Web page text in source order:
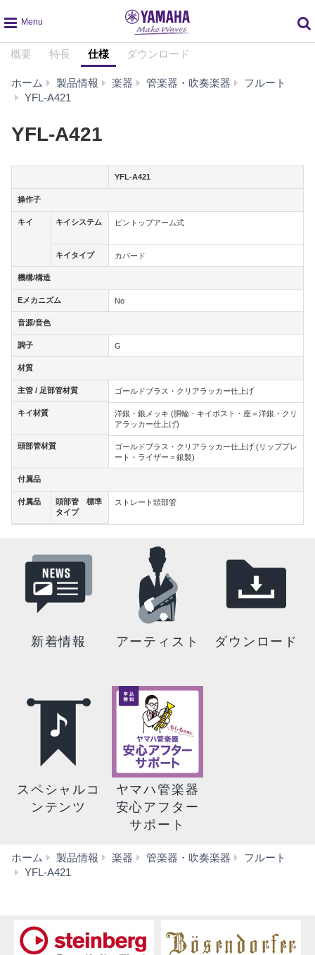
global
navigation
概要 特長 仕様 ダウンロード
ホーム 製品情報 楽器 管楽器・吹奏楽器
フルート
YFL-A421
YFL-A421
操作子
キイ キイシステム
キイタイプ
機構/構造
Eメカニズム
音源/音色
調子
材質
主管 / 足部管材質
キイ材質
頭部管材質
付属品
付属品
頭部管 標準
タイプ
YFL-A421
操作子
キイ
キイシステ
ピントップアーム式
キイタイプ カバード
機構/構造
Eメカニズム No
音源/音色
調子 G
材質
主管 / 足部管材質 ゴールドブラス・クリアラッカー仕上げ
キイ材質
洋銀・銀メッキ (胴輪・キイポスト・座＝洋銀・クリ
アラッカー仕上げ)
頭部管材質
ゴールドブラス・クリアラッカー仕上げ (リッププレ
ート・ライザー＝銀製)
付属品
付属品
頭部管 標
準タイプ
ストレート頭部管
新着情報 アーティスト ダウンロード
スペシャルコ
ンテンツ
ヤマハ管楽器
安心アフター
サポート
ホーム 製品情報 楽器 管楽器・吹奏楽器
フルート
YFL-A421